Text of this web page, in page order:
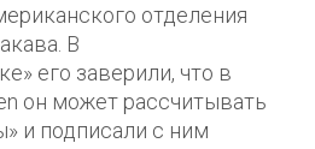
отделения
В
его заверили, что в
он может рассчитывать
и подписали с ним